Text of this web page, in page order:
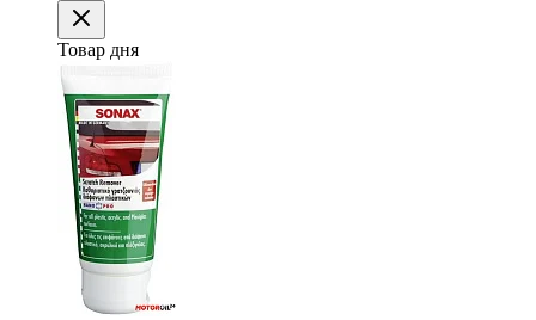
Товар дня